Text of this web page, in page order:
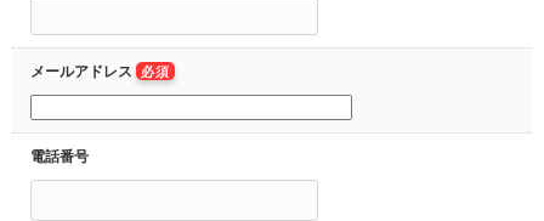
メールアドレス 必須
電話番号